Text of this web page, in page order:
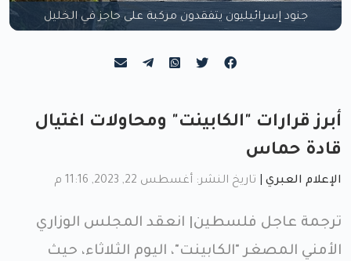
جنود إسرائيليون يتفقدون مركبة على حاجز في الخليل
أبرز قرارات "الكابينت" ومحاولات اغتيال
قادة حماس
الإعلام العبري تاريخ النشر: أغسطس 22, 2023, 11:16 م
ترجمة عاجل فلسطين| انعقد المجلس الوزاري
الأمني المصغر "الكابينت"، اليوم الثلاثاء، حيث